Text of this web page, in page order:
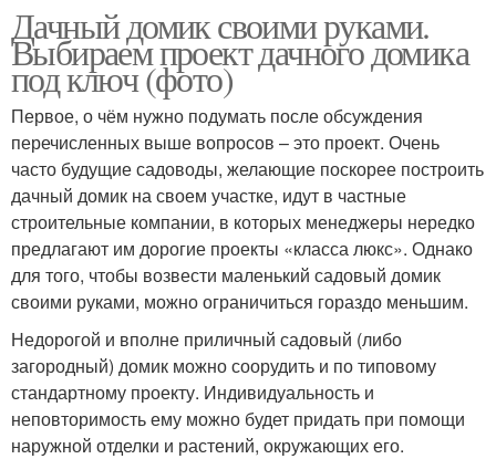
Дачный домик своими руками.
Выбираем проект дачного домика
под ключ (фото)
Первое, о чём нужно подумать после обсуждения
перечисленных выше вопросов – это проект. Очень
часто будущие садоводы, желающие поскорее построить
дачный домик на своем участке, идут в частные
строительные компании, в которых менеджеры нередко
предлагают им дорогие проекты «класса люкс». Однако
для того, чтобы возвести маленький садовый домик
своими руками, можно ограничиться гораздо меньшим.
Недорогой и вполне приличный садовый (либо
загородный) домик можно соорудить и по типовому
стандартному проекту. Индивидуальность и
неповторимость ему можно будет придать при помощи
наружной отделки и растений, окружающих его.